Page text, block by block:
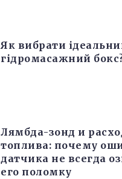
Як вибрати
гідромасажний
Лямбда-зонд и
топлива: почему
датчика не всегда
его поломку